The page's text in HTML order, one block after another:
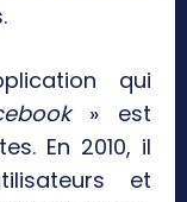
qui
» est
En 2010, il
et